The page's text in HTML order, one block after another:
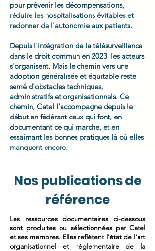
pour prévenir les décompensations,
réduire les hospitalisations évitables et
redonner de l'autonomie aux patients.
Depuis l'intégration de la télésurveillance
dans le droit commun en 2023, les acteurs
s'organisent. Mais le chemin vers une
adoption généralisée et équitable reste
semé d'obstacles techniques,
administratifs et organisationnels. Ce
chemin, Catel l'accompagne depuis le
début en fédérant ceux qui font, en
documentant ce qui marche, et en
essaimant les bonnes pratiques là où elles
manquent encore.
Nos publications de
référence
Les ressources documentaires ci-dessous
sont produites ou sélectionnées par Catel
et ses membres. Elles reflètent l'état de l'art
organisationnel et réglementaire de la